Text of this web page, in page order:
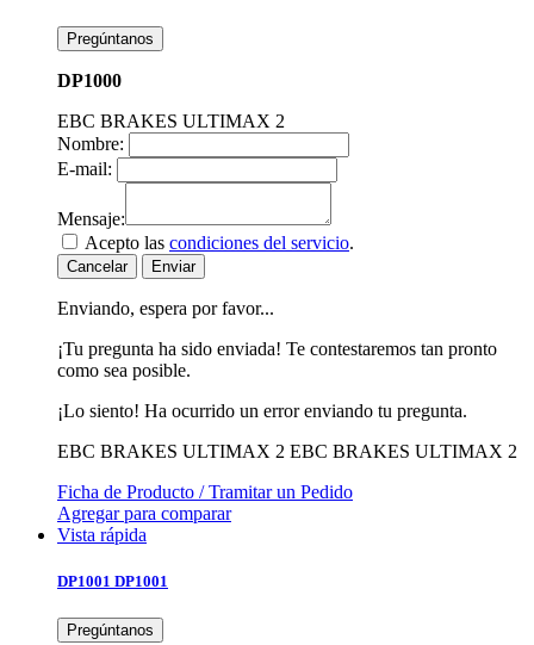
Pregúntanos
DP1000
EBC BRAKES ULTIMAX 2
Nombre:
E-mail:
Mensaje:
Acepto las condiciones del servicio.
Cancelar Enviar
Enviando, espera por favor...
¡Tu pregunta ha sido enviada! Te contestaremos tan pronto
como sea posible.
¡Lo siento! Ha ocurrido un error enviando tu pregunta.
EBC BRAKES ULTIMAX 2 EBC BRAKES ULTIMAX 2
Ficha de Producto / Tramitar un Pedido
Agregar para comparar
Vista rápida
DP1001 DP1001
Pregúntanos